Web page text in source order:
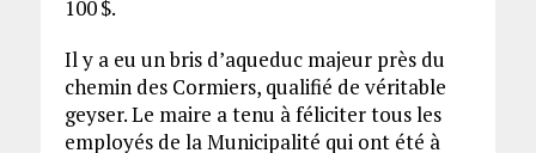
100 $.
Il y a eu un bris d’aqueduc majeur près du
chemin des Cormiers, qualifié de véritable
geyser. Le maire a tenu à féliciter tous les
employés de la Municipalité qui ont été à